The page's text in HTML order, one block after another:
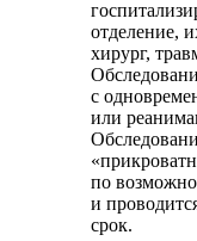
отделение,
хирург,
с
или
по
и
срок.